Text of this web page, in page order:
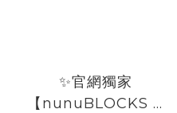
✨官網獨家
【nunuBLOCKS X